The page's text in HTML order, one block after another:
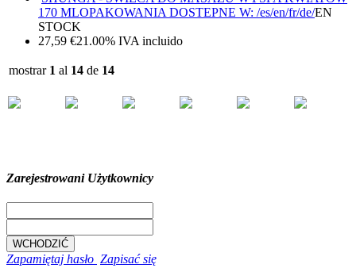
170 MLOPAKOWANIA DOSTEPNE W: /es/en/fr/de/EN
STOCK
27,59 €21.00% IVA incluido
mostrar 1 al 14 de 14
Zarejestrowani Użytkownicy
Zapamiętaj hasło Zapisać się